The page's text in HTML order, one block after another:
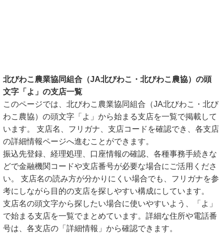
北びわこ農業協同組合（JA北びわこ・北びわこ農協）の頭
文字「よ」の支店一覧
このページでは、北びわこ農業協同組合（JA北びわこ・北び
わこ農協）の頭文字「よ」から始まる支店を一覧で掲載して
います。 支店名、フリガナ、支店コードを確認でき、各支店
の詳細情報ページへ進むことができます。
振込先登録、経理処理、口座情報の確認、各種事務手続きな
どで金融機関コードや支店番号が必要な場合にご活用くださ
い。 支店名の読み方が分かりにくい場合でも、フリガナを参
考にしながら目的の支店を探しやすい構成にしています。
支店名の頭文字から探したい場合に使いやすいよう、「よ」
で始まる支店を一覧でまとめています。詳細な住所や電話番
号は、各支店の「詳細情報」から確認できます。